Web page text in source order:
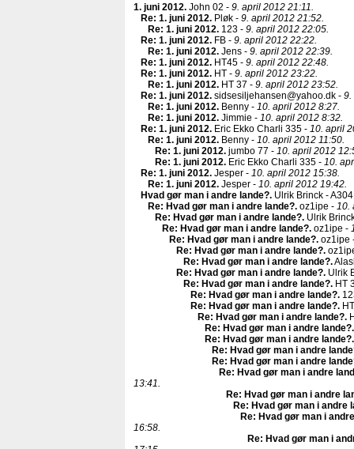
1. juni 2012. John 02 - 9. april 2012 21:11.
Re: 1. juni 2012. Pløk - 9. april 2012 21:52.
Re: 1. juni 2012. 123 - 9. april 2012 22:05.
Re: 1. juni 2012. FB - 9. april 2012 22:22.
Re: 1. juni 2012. Jens - 9. april 2012 22:39.
Re: 1. juni 2012. HT45 - 9. april 2012 22:48.
Re: 1. juni 2012. HT - 9. april 2012 23:22.
Re: 1. juni 2012. HT 37 - 9. april 2012 23:52.
Re: 1. juni 2012. sidsesiljehansen@yahoo.dk - 9.
Re: 1. juni 2012. Benny - 10. april 2012 8:27.
Re: 1. juni 2012. Jimmie - 10. april 2012 8:32.
Re: 1. juni 2012. Eric Ekko Charli 335 - 10. april
Re: 1. juni 2012. Benny - 10. april 2012 11:50.
Re: 1. juni 2012. jumbo 77 - 10. april 2012
Re: 1. juni 2012. Eric Ekko Charli 335 - 10.
Re: 1. juni 2012. Jesper - 10. april 2012 15:38.
Re: 1. juni 2012. Jesper - 10. april 2012 19:42.
Hvad gør man i andre lande?. Ulrik Brinck -
Re: Hvad gør man i andre lande?. oz1ipe - 10.
Re: Hvad gør man i andre lande?. Ulrik
Re: Hvad gør man i andre lande?. oz1ipe -
Re: Hvad gør man i andre lande?. oz1ipe
Re: Hvad gør man i andre lande?.
Re: Hvad gør man i andre lande?.
Re: Hvad gør man i andre lande?. Ulrik
Re: Hvad gør man i andre lande?. HT
Re: Hvad gør man i andre lande?.
Re: Hvad gør man i andre lande?.
Re: Hvad gør man i andre lande?.
Re: Hvad gør man i andre lande?.
Re: Hvad gør man i andre lande?.
Re: Hvad gør man i andre
Re: Hvad gør man i andre
Re: Hvad gør man i andre
13:41.
Re: Hvad gør man i andre
Re: Hvad gør man i andre
Re: Hvad gør man i
16:58.
Re: Hvad gør man i